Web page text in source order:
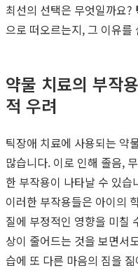
최선의 선택은 무엇일까요?
으로 떠오르는지, 그 이유를
약물 치료의 부작
적 우려
틱장애 치료에 사용되는 약
많습니다. 이로 인해 졸음,
한 부작용이 나타날 수 있습
이러한 부작용들은 아이의
질에 부정적인 영향을 미칠
상이 줄어드는 것을 보면서
습에 또 다른 마음의 짐을